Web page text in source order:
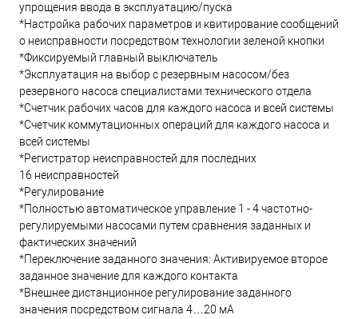
упрощения ввода в эксплуатацию/пуска
*Настройка рабочих параметров и квитирование сообщений
о неисправности посредством технологии зеленой кнопки
*Фиксируемый главный выключатель
*Эксплуатация на выбор с резервным насосом/без
резервного насоса специалистами технического отдела
*Счетчик рабочих часов для каждого насоса и всей системы
*Счетчик коммутационных операций для каждого насоса и
всей системы
*Регистратор неисправностей для последних
16 неисправностей
*Регулирование
*Полностью автоматическое управление 1 - 4 частотно-
регулируемыми насосами путем сравнения заданных и
фактических значений
*Переключение заданного значения: Активируемое второе
заданное значение для каждого контакта
*Внешнее дистанционное регулирование заданного
значения посредством сигнала 4…20 мА